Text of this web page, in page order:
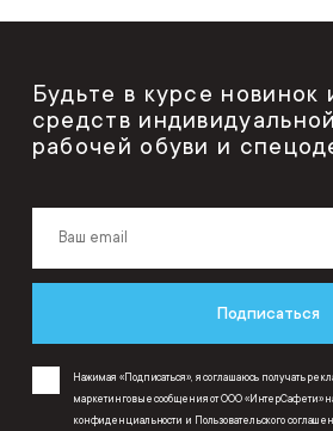
Будьте в курсе
средств
рабочей обуви и
Подписаться
Нажимая «Подписаться», я соглашаюсь получать
маркетинговые сообщения от ООО «ИнтерСафети»
конфиденциальности и Пользовательского